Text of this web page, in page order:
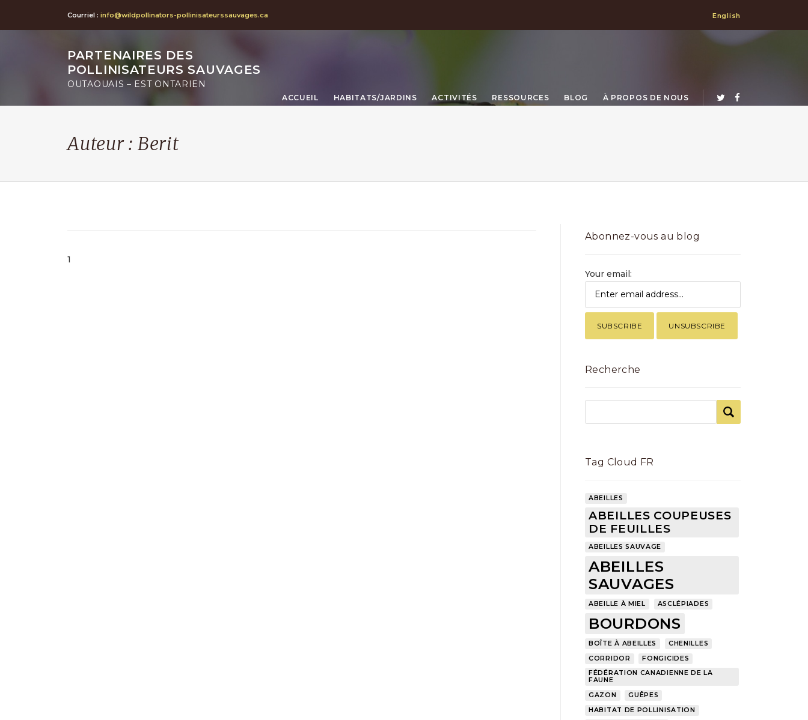
Courriel : info@wildpollinators-pollinisateurssauvages.ca English
PARTENAIRES DES
POLLINISATEURS SAUVAGES
OUTAOUAIS – EST ONTARIEN
ACCUEIL HABITATS/JARDINS ACTIVITÉS RESSOURCES BLOG À PROPOS DE NOUS
Auteur : Berit
1
Abonnez-vous au blog
Your email:
Recherche
Tag Cloud FR
ABEILLES
ABEILLES COUPEUSES
DE FEUILLES
ABEILLES SAUVAGE
ABEILLES
SAUVAGES
ABEILLE À MIEL ASCLÉPIADES
BOURDONS
BOÎTE À ABEILLES
CHENILLES
CORRIDOR
FONGICIDES
FÉDÉRATION CANADIENNE DE LA
FAUNE
GAZON
GUÊPES
HABITAT DE POLLINISATION